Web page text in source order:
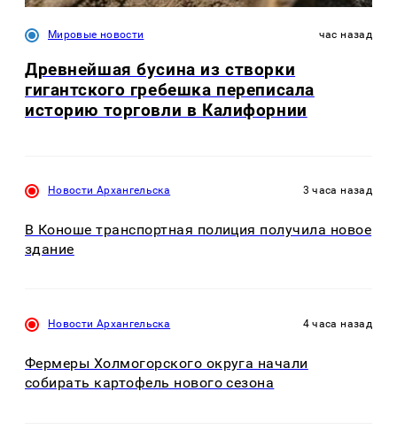
Мировые новости час назад
Древнейшая бусина из створки
гигантского гребешка переписала
историю торговли в Калифорнии
Новости Архангельска 3 часа назад
В Коноше транспортная полиция получила новое
здание
Новости Архангельска 4 часа назад
Фермеры Холмогорского округа начали
собирать картофель нового сезона